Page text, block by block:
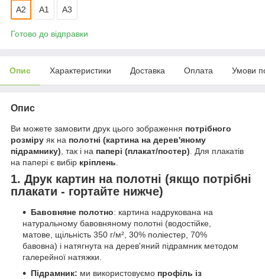
A2 А1 A3
Готово до відправки
Опис Характеристики Доставка Оплата Умови
Опис
Ви можете замовити друк цього зображення потрібного
розміру як на полотні (картина на дерев'яному
підрамнику) , так і на папері (плакат/постер) . Для плакатів
на папері є вибір кріплень
1. Друк картин на полотні (якщо потрібні
плакати - гортайте нижче)
Бавовняне полотно: картина надрукована на
натуральному бавовняному полотні (водостійке,
матове, щільність 350 г/м², 30% поліестер, 70%
бавовна) і натягнута на дерев'яний підрамник методом
галерейної натяжки.
Підрамник: ми використовуємо профіль із